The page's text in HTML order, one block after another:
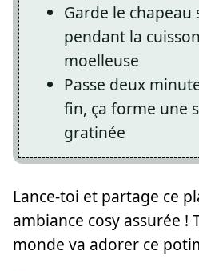
Garde le
pendant la
moelleuse
Passe deux
fin, ça forme une
gratinée
Lance-toi et partage ce
ambiance cosy assurée !
monde va adorer ce